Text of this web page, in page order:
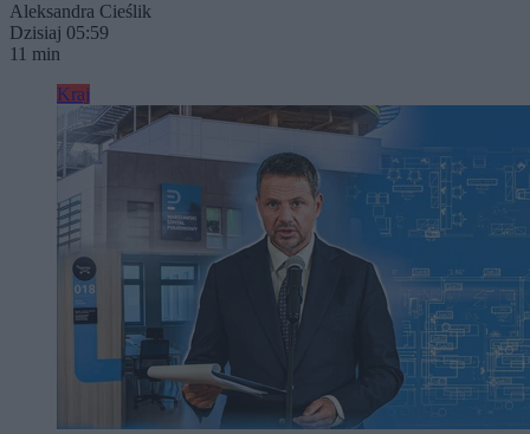
Aleksandra Cieślik
Dzisiaj 05:59
11 min
Kraj